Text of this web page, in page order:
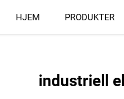
HJEM PRODUKTER
industriell